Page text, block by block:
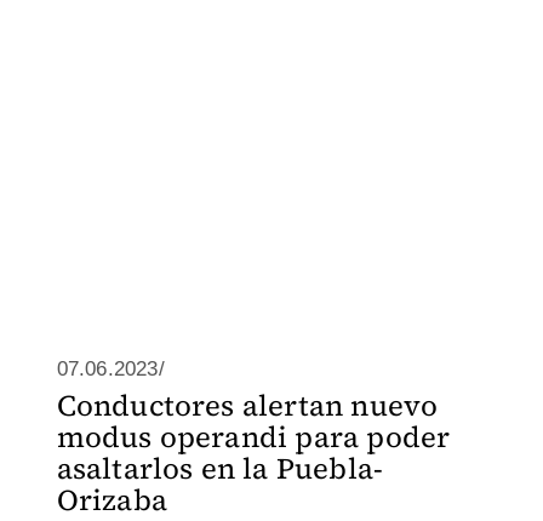
07.06.2023/
Conductores alertan nuevo
modus operandi para poder
asaltarlos en la Puebla-
Orizaba